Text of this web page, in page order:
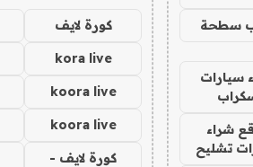
سطحة
سيارات
شراء
تشليح
كورة لايف
kora live
koora live
koora live
كورة لايف -